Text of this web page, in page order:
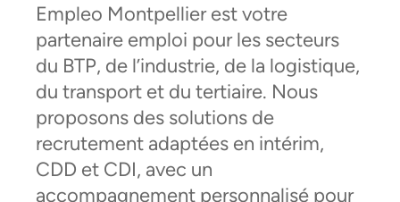
Empleo Montpellier est votre
partenaire emploi pour les secteurs
du BTP, de l’industrie, de la logistique,
du transport et du tertiaire. Nous
proposons des solutions de
recrutement adaptées en intérim,
CDD et CDI, avec un
accompagnement personnalisé pour